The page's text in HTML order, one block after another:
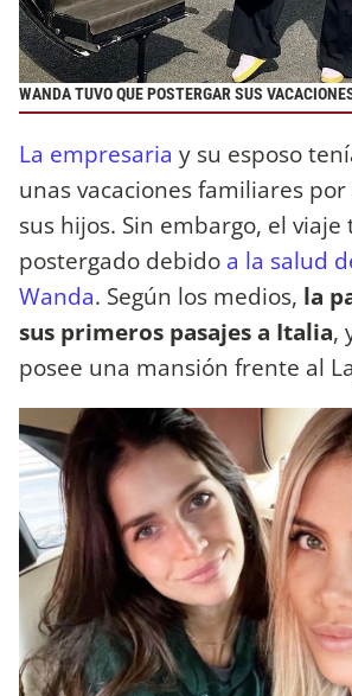
WANDA TUVO QUE POSTERGAR SUS
La empresaria y su esposo
unas vacaciones familiares
sus hijos. Sin embargo, el
postergado debido a la salud
Wanda. Según los medios, la
sus primeros pasajes a Italia,
posee una mansión frente al